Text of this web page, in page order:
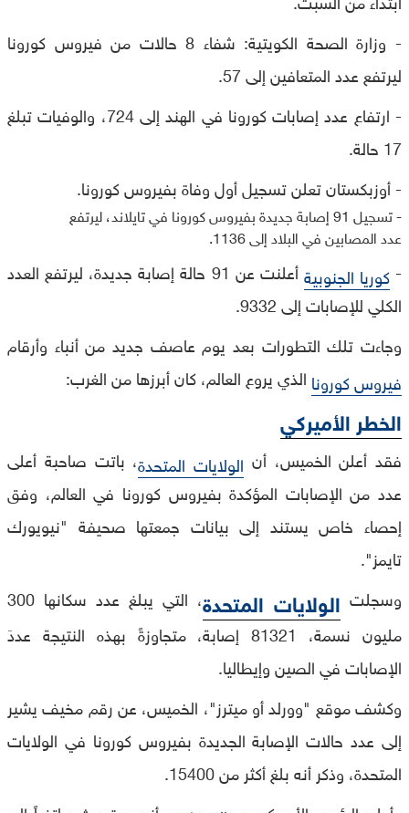
- وزارة الصحة الكويتية: شفاء 8 حالات من فيروس كورونا
ليرتفع عدد المتعافين إلى 57.
- ارتفاع عدد إصابات كورونا في الهند إلى 724، والوفيات تبلغ
17 حالة.
- أوزبكستان تعلن تسجيل أول وفاة بفيروس كورونا.
- تسجيل 91 إصابة جديدة بفيروس كورونا في تايلاند، ليرتفع
عدد المصابين في البلاد إلى 1136.
-كوريا الجنوبية
أعلنت عن 91 حالة إصابة جديدة، ليرتفع العدد
الكلي للإصابات إلى 9332.
وجاءت تلك التطورات بعد يوم عاصف جديد من أنباء وأرقام
فيروس كورونا الذي يروع العالم، كان أبرزها من الغرب:
الخطر الأميركي
فقد أعلن الخميس، أن الولايات المتحدة، باتت صاحبة أعلى
عدد من الإصابات المؤكدة بفيروس كورونا في العالم، وفق
إحصاء خاص يستند إلى بيانات جمعتها صحيفة "نيويورك
تايمز".
وسجلت الولايات المتحدة
، التي يبلغ عدد سكانها 300
مليون نسمة، 81321 إصابة، متجاوزةً بهذه النتيجة عددَ
الإصابات في الصين وإيطاليا.
وكشف موقع "وورلد أو ميترز"، الخميس، عن رقم مخيف يشير
إلى عدد حالات الإصابة الجديدة بفيروس كورونا في الولايات
المتحدة، وذكر أنه بلغ أكثر من 15400.